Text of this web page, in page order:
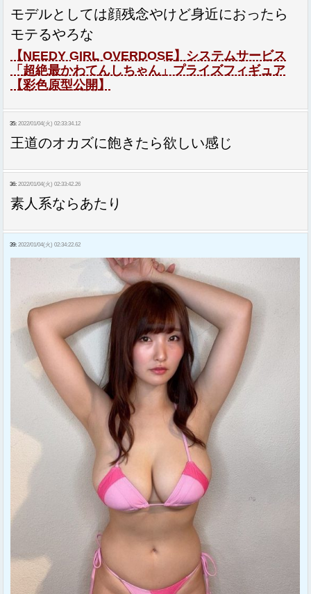
モデルとしては顔残念やけど身近におったら
モテるやろな
【NEEDY GIRL OVERDOSE】システムサービス
「超絶最かわてんしちゃん」プライズフィギュア
【彩色原型公開】
35: 2022/01/04(火) 02:33:34.12
王道のオカズに飽きたら欲しい感じ
36: 2022/01/04(火) 02:33:42.26
素人系ならあたり
39: 2022/01/04(火) 02:34:22.62